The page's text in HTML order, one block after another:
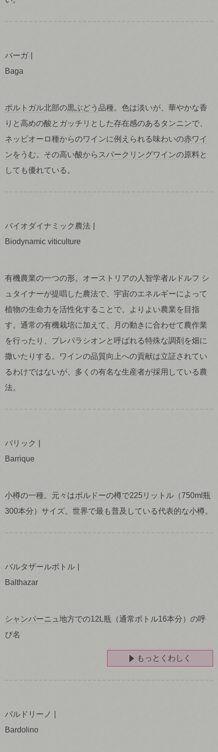
バーガ
Baga
ポルトガル北部の黒ぶどう 品種。色は淡いが、華やかな香
りと高めの酸とガッチリとした存在感のある タンニンで、
ネッビオーロ種からのワインに例えられる味わいの赤ワイ
ンをうむ。その高い酸から スパークリングワインの原料と
しても優れている。
バイオダイナミック農法
Biodynamic viticulture
有機農業の一つの形。オーストリアの人智学者ルドルフ シ
ュタイナーが提唱した農法で、宇宙のエネルギーによって
植物の生命力を活性化することで、よりよい農業を目指
す。通常の有機栽培に加えて、月の動きに合わせて農作業
を行ったり、プレパラシオンと呼ばれる特殊な調剤を畑に
撒いたりする。ワインの品質向上への貢献は立証されてい
るわけではないが、多くの有名な生産者が採用している農
法。
バリック
Barrique
小樽の一種。元々はボルドーの樽で225リットル（750ml瓶
300本分）サイズ。世界で最も普及している代表的な小樽。
バルタザールボトル
Balthazar
シャンパーニュ 地方での12L瓶（通常ボトル16本分）の呼
び名
もっとくわしく
バルドリーノ
Bardolino